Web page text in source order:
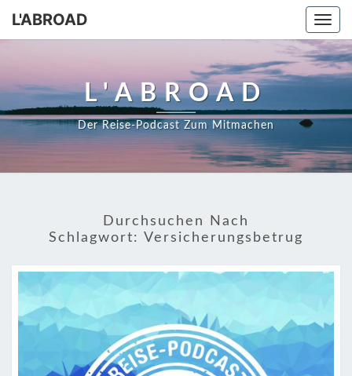
Skip
L'ABROAD
L'ABROAD
Der Reise-Podcast Zum Mitmachen
Durchsuchen Nach
Schlagwort: Versicherungsbetrug